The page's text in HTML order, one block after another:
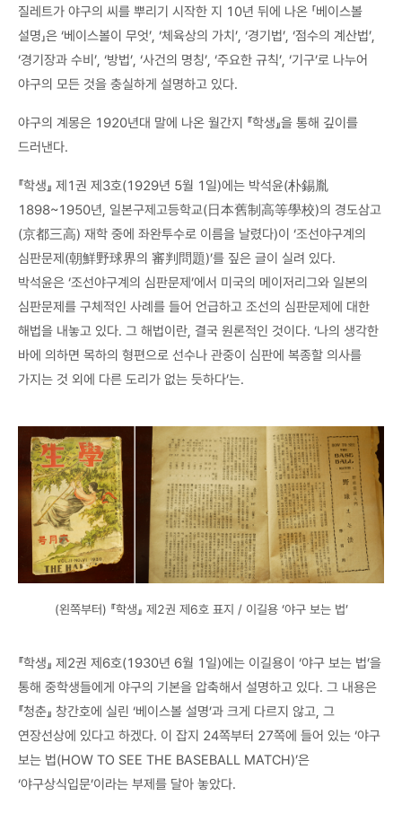
질레트가 야구의 씨를 뿌리기 시작한 지 10년 뒤에 나온 「베이스볼
설명」은 ‘베이스볼이 무엇’, ‘체육상의 가치’, ‘경기법’, ‘점수의 계산법’,
‘경기장과 수비’, ‘방법’, ‘사건의 명칭’, ‘주요한 규칙’, ‘기구’로 나누어
야구의 모든 것을 충실하게 설명하고 있다.
야구의 계몽은 1920년대 말에 나온 월간지 『학생』을 통해 깊이를
드러낸다.
『학생』 제1권 제3호(1929년 5월 1일)에는 박석윤(朴錫胤
1898~1950년, 일본구제고등학교(日本舊制高等學校)의 경도삼고
(京都三高) 재학 중에 좌완투수로 이름을 날렸다)이 ‘조선야구계의
심판문제(朝鮮野球界의 審判問題)’를 짚은 글이 실려 있다.
박석윤은 ‘조선야구계의 심판문제’에서 미국의 메이저리그와 일본의
심판문제를 구체적인 사례를 들어 언급하고 조선의 심판문제에 대한
해법을 내놓고 있다. 그 해법이란, 결국 원론적인 것이다. ‘나의 생각한
바에 의하면 목하의 형편으로 선수나 관중이 심판에 복종할 의사를
가지는 것 외에 다른 도리가 없는 듯하다’는.
(왼쪽부터) 『학생』 제2권 제6호 표지 / 이길용 ‘야구 보는 법’
『학생』 제2권 제6호(1930년 6월 1일)에는 이길용이 ‘야구 보는 법’을
통해 중학생들에게 야구의 기본을 압축해서 설명하고 있다. 그 내용은
『청춘』 창간호에 실린 ‘베이스볼 설명’과 크게 다르지 않고, 그
연장선상에 있다고 하겠다. 이 잡지 24쪽부터 27쪽에 들어 있는 ‘야구
보는 법(HOW TO SEE THE BASEBALL MATCH)’은
‘야구상식입문’이라는 부제를 달아 놓았다.